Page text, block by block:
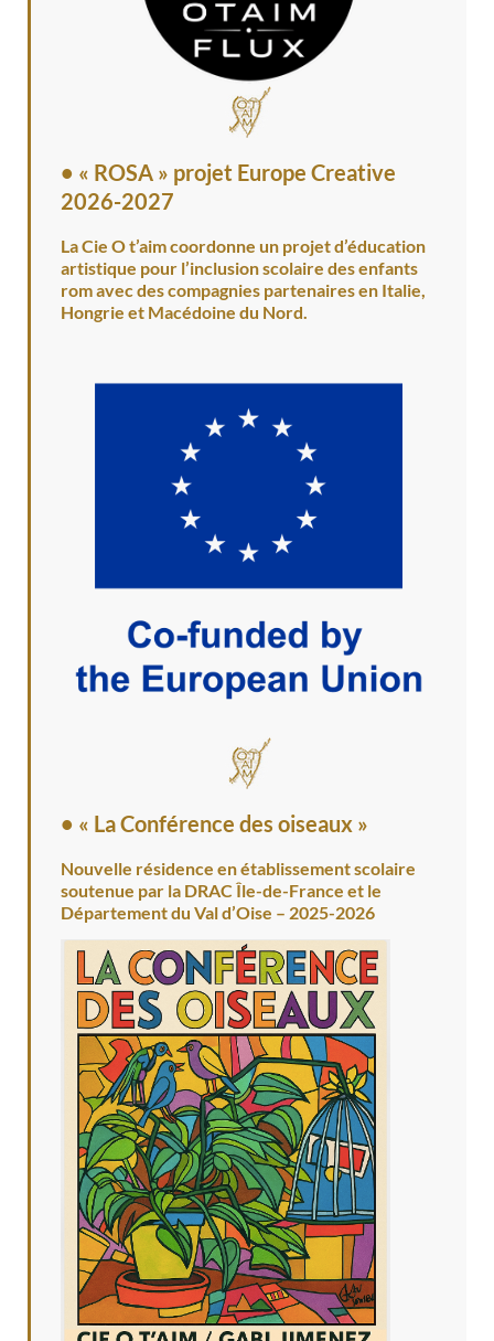
• « ROSA » projet Europe Creative
2026-2027
La Cie O t’aim coordonne un projet d’éducation
artistique pour l’inclusion scolaire des enfants
rom avec des compagnies partenaires en Italie,
Hongrie et Macédoine du Nord.
• « La Conférence des oiseaux »
Nouvelle résidence en établissement scolaire
soutenue par la DRAC Île-de-France et le
Département du Val d’Oise – 2025-2026